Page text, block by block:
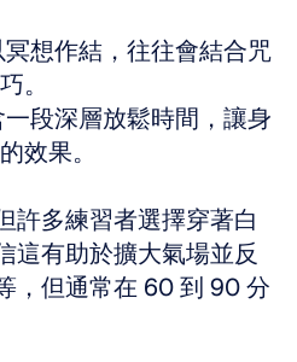
想作結，往往會結合咒
。
段深層放鬆時間，讓身
效果。
許多練習者選擇穿著白
這有助於擴大氣場並反
，但通常在 60 到 90 分